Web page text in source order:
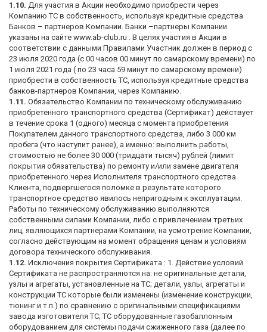
1.10. Для участия в Акции необходимо приобрести через
Компанию ТС в собственность, используя кредитные средства
Банков – партнеров Компании. Банки –партнеры Компании
указаны на сайте www.ab-club.ru . В целях участия в Акции в
соответствии с данными Правилами Участник должен в период с
23 июля 2020 года (с 00 часов 00 минут по самарскому времени) по
1 июля 2021 года ( по 23 часа 59 минут по самарскому времени)
приобрести в собственность ТС, используя кредитные средства
банков-партнеров Компании, через Компанию.
1.11. Обязательство Компании по техническому обслуживанию
приобретенного транспортного средства (Сертификат) действует
в течение срока 1 (одного) месяца с момента приобретения
Покупателем данного транспортного средства, либо 3 000 км
пробега (что наступит ранее), а именно: выполнить работы,
стоимостью не более 30 000 (тридцати тысяч) рублей (лимит
покрытия обязательства) по ремонту и/или замене двигателя
приобретенного через Исполнителя транспортного средства
Клиента, подвергшегося поломке в результате которого
транспортное средство явилось непригодным к эксплуатации.
Работы по техническому обслуживанию выполняются
собственными силами Компании, либо с привлечением третьих
лиц, являющихся партнерами Компании, на усмотрение Компании,
согласно действующим на момент обращения ценам и условиям
договора технического обслуживания.
1.12. Исключения покрытия Сертификата : 1. Действие условий
Сертификата не распространяются на: не оригинальные детали,
узлы и агрегаты, установленные на ТС; детали, узлы, агрегаты и
конструкции ТС которые были изменены (изменение конструкции,
тюнинг и т.п.) по сравнению с оригинальными спецификациями
завода изготовителя ТС; ТС оборудованные газобаллонным
оборудованием для системы подачи сжиженного газа (далее по